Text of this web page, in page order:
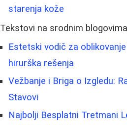
starenja kože
Tekstovi na srodnim blogovima
Estetski vodič za
hirurška rešenja
Vežbanje i Briga o Izgledu:
Stavovi
Najbolji Besplatni Tretmani